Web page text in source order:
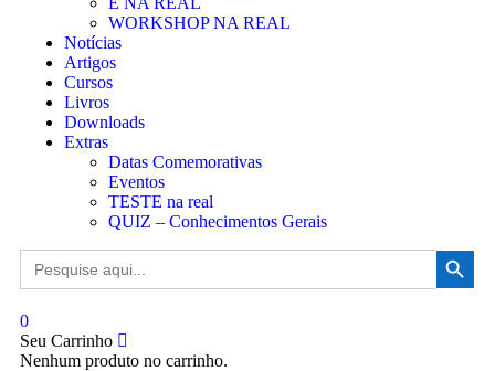
WORKSHOP NA REAL
Notícias
Artigos
Cursos
Livros
Downloads
Extras
Datas Comemorativas
Eventos
TESTE na real
QUIZ – Conhecimentos Gerais
Search
for:
Search Button
0
Seu Carrinho
Nenhum produto no carrinho.